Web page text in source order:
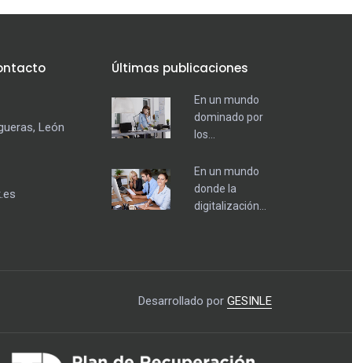
León
Últimas publicaciones
En un mundo
dominado por
los...
En un mundo
donde la
digitalización...
Desarrollado por GESINLE